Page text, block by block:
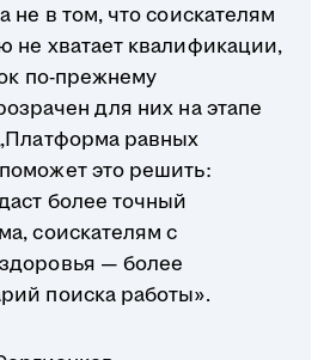
не в том, что соискателям
не хватает квалификации,
по-прежнему
для них на этапе
равных
это решить:
более точный
соискателям с
— более
поиска работы».